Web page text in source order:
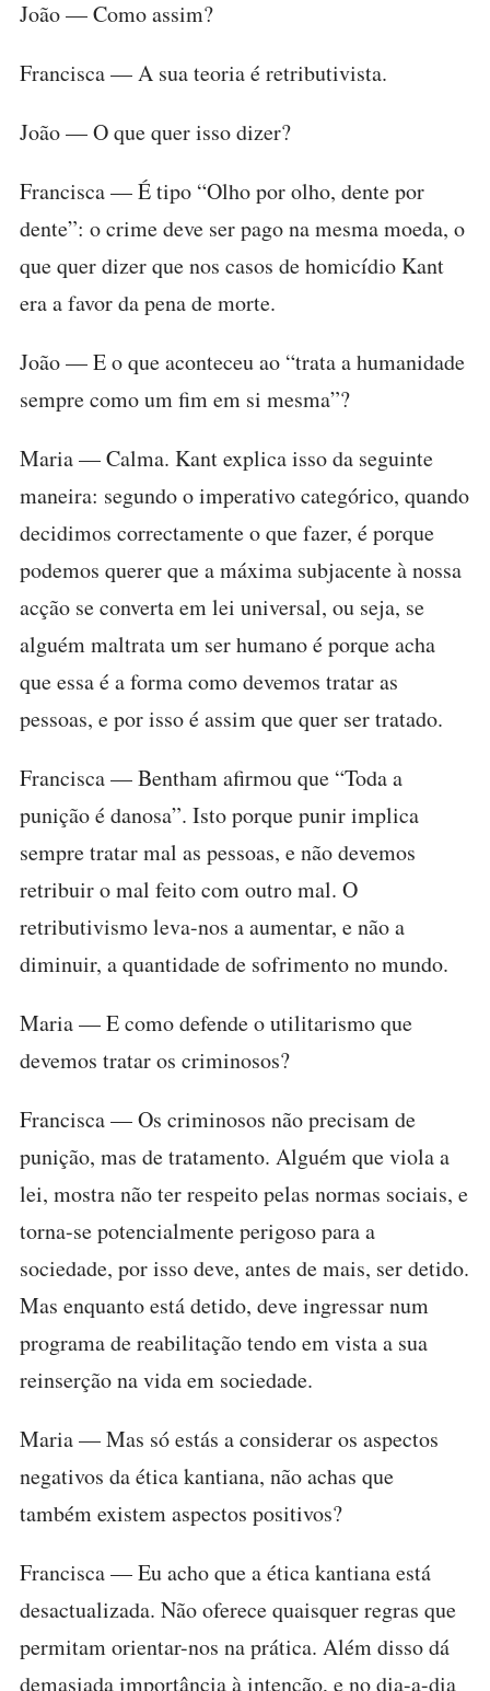
João — Como assim?
Francisca — A sua teoria é retributivista.
João — O que quer isso dizer?
Francisca — É tipo “Olho por olho, dente por
dente”: o crime deve ser pago na mesma moeda, o
que quer dizer que nos casos de homicídio Kant
era a favor da pena de morte.
João — E o que aconteceu ao “trata a humanidade
sempre como um fim em si mesma”?
Maria — Calma. Kant explica isso da seguinte
maneira: segundo o imperativo categórico, quando
decidimos correctamente o que fazer, é porque
podemos querer que a máxima subjacente à nossa
acção se converta em lei universal, ou seja, se
alguém maltrata um ser humano é porque acha
que essa é a forma como devemos tratar as
pessoas, e por isso é assim que quer ser tratado.
Francisca — Bentham afirmou que “Toda a
punição é danosa”. Isto porque punir implica
sempre tratar mal as pessoas, e não devemos
retribuir o mal feito com outro mal. O
retributivismo leva-nos a aumentar, e não a
diminuir, a quantidade de sofrimento no mundo.
Maria — E como defende o utilitarismo que
devemos tratar os criminosos?
Francisca — Os criminosos não precisam de
punição, mas de tratamento. Alguém que viola a
lei, mostra não ter respeito pelas normas sociais, e
torna-se potencialmente perigoso para a
sociedade, por isso deve, antes de mais, ser detido.
Mas enquanto está detido, deve ingressar num
programa de reabilitação tendo em vista a sua
reinserção na vida em sociedade.
Maria — Mas só estás a considerar os aspectos
negativos da ética kantiana, não achas que
também existem aspectos positivos?
Francisca — Eu acho que a ética kantiana está
desactualizada. Não oferece quaisquer regras que
permitam orientar-nos na prática. Além disso dá
demasiada importância à intenção, e no dia-a-dia